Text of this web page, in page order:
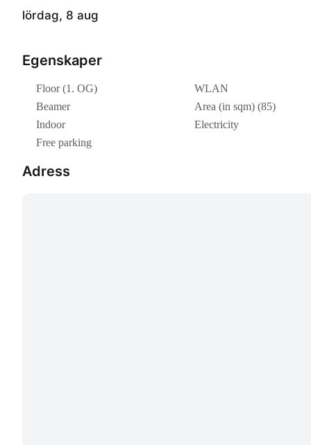
lördag, 8 aug
Egenskaper
Floor (1. OG)
WLAN
Beamer
Area (in sqm) (85)
Indoor
Electricity
Free parking
Adress